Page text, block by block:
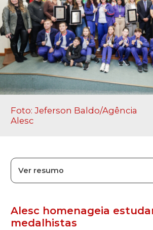
Foto: Jeferson Baldo/Agência
Alesc
Ver resumo
Alesc homenageia
medalhistas